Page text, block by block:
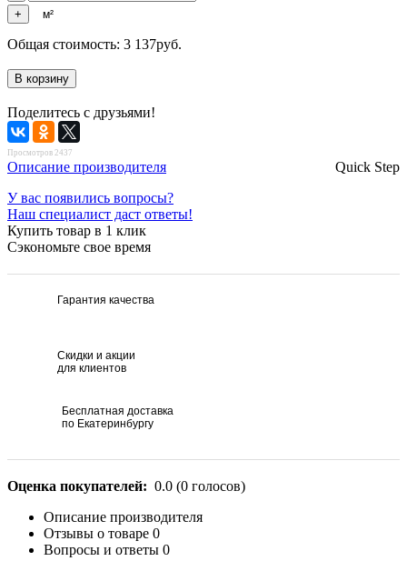
м²
Общая стоимость: 3 137руб.
Поделитесь с друзьями!
Просмотров 2437
Quick Step
Описание производителя
У вас появились вопросы?
Наш специалист даст ответы!
Купить товар в 1 клик
Сэкономьте свое время
Гарантия качества
Скидки и акции
для клиентов
Бесплатная доставка
по Екатеринбургу
Оценка покупателей: 0.0 (0 голосов)
Описание производителя
Отзывы о товаре 0
Вопросы и ответы 0